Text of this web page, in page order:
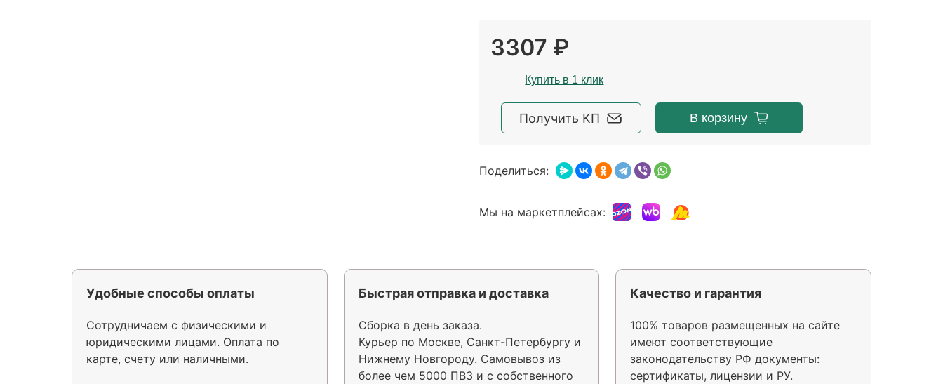
3307 ₽
Купить в 1 клик
Получить КП В корзину
Поделиться:
Мы на маркетплейсах:
Удобные способы оплаты
Сотрудничаем с физическими и
юридическими лицами. Оплата по
карте, счету или наличными.
Быстрая отправка и доставка
Сборка в день заказа.
Курьер по Москве, Санкт-Петербургу и
Нижнему Новгороду. Самовывоз из
более чем 5000 ПВЗ и с собственного
Качество и гарантия
100% товаров размещенных на сайте
имеют соответствующие
законодательству РФ документы:
сертификаты, лицензии и РУ.